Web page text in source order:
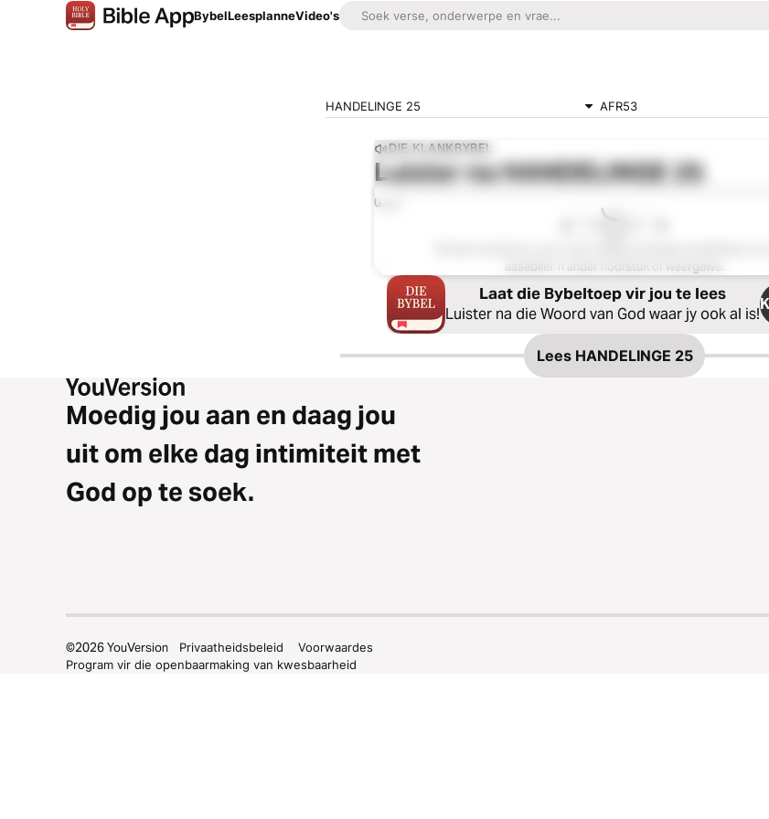
BybelLeesplanneVideo's
HANDELINGE 25 AFR53
DIE KLANKBYBEL
Luister naHANDELINGE 25
0:00
asseblief 'n ander hoofstuk of weergawe.
Laat die Bybeltoep vir jou te lees
Luister na die Woord van God waar jy ook al is!
Lees HANDELINGE 25
Moedig jou aan en daag jou
uit om elke dag intimiteit met
God op te soek.
©2026YouVersion Privaatheidsbeleid
Voorwaardes
Program vir die openbaarmaking van kwesbaarheid